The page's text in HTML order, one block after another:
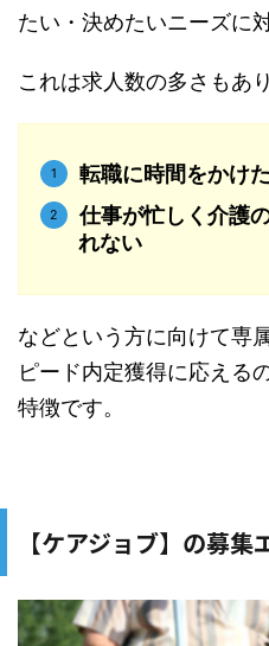
たい・決めたいニーズに
これは求人数の多さもあ
転職に時間をかけ
仕事が忙しく介護
れない
などという方に向けて専
ピード内定獲得に応える
特徴です。
【ケアジョブ】の募集